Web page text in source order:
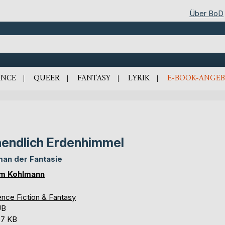
Über BoD
QUEER FANTASY LYRIK E-BOOK-
Erdenhimmel
der Fantasie
Kohlmann
Fiction & Fantasy
KB